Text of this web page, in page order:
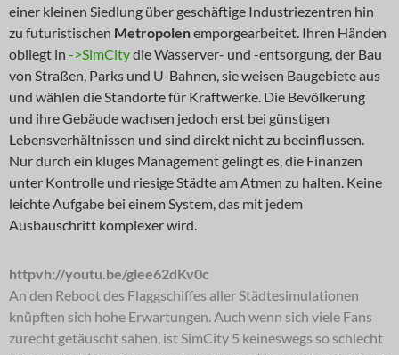
einer kleinen Siedlung über geschäftige Industriezentren hin
zu futuristischen Metropolenemporgearbeitet. Ihren Händen
obliegt in ->SimCitydie Wasserver- und -entsorgung, der Bau
von Straßen, Parks und U-Bahnen, sie weisen Baugebiete aus
und wählen die Standorte für Kraftwerke. Die Bevölkerung
und ihre Gebäude wachsen jedoch erst bei günstigen
Lebensverhältnissen und sind direkt nicht zu beeinflussen.
Nur durch ein kluges Management gelingt es, die Finanzen
unter Kontrolle und riesige Städte am Atmen zu halten. Keine
leichte Aufgabe bei einem System, das mit jedem
Ausbauschritt komplexer wird.
httpvh://youtu.be/glee62dKv0c
An den Reboot des Flaggschiffes aller Städtesimulationen
knüpften sich hohe Erwartungen. Auch wenn sich viele Fans
zurecht getäuscht sahen, ist SimCity 5 keineswegs so schlecht